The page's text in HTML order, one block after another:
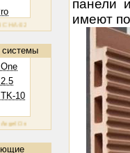
02,03B/B2/M: 6N6P, 2х1,2 Вт на 300 Ом
системы
10
One: 20 - 100 Вт, 38 Гц - 30 кГц, 86 Дб/Вт/
панели
имеют